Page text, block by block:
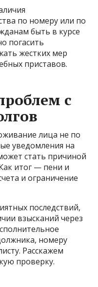
по номеру или по
быть в курсе
погасить
жестких мер
приставов.
с
лица не по
уведомления на
стать причиной
итог — пени и
и ограничение
последствий,
взысканий через
номеру
Расскажем
проверку.